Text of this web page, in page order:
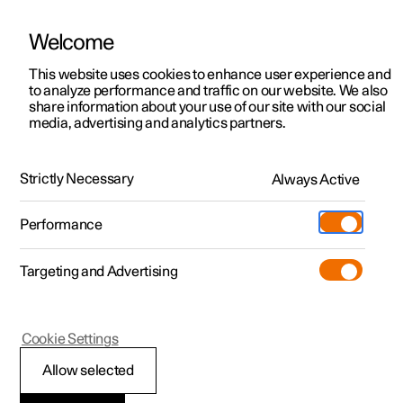
Polestar 2
Polestar 3
Polestar 4
Pre-owned
Shop
Mere
Udforsk Polestar 2
Kampagner
Nye lagerbiler
Prøvetur
Nye lagerbiler
Udforsk Polestar 4
Kampagner
Nye lagerbiler
Pre-owned-programmet
Pre-owned Polestar 2
Kampagner til privatkunder
Tilbud til erhvervskunder
Nye lagerbiler
Byg din bil
Pre-owned
Prøvetur
Extras tilbehør
(Åbner i et nyt vindue)
Experiences
Firmabil
Find os
Servicelokationer
Ejerskab
Opladning
Om Polestar
Bæredygtighed
HåndbogVideogalleriSoftwareopdateringer
Klimaregulering for forsæde
Polestar 2
Regulere temperatur
Welcome
This website uses cookies to enhance user experience and
to analyze performance and traffic on our website. We also
share information about your use of our site with our social
media, advertising and analytics partners.
Strictly Necessary Always Active
Performance
Targeting and Advertising
Allow selected
Cookie Settings